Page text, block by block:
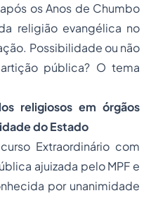
osAnos de Chumbo
religião evangélica no
Possibilidade ou não
pública? O tema
religiosos em órgãos
do Estado
Extraordinário com
ajuizada pelo MPF e
por unanimidade